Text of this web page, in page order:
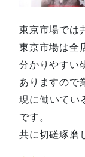
東京市場では
東京市場は全
分かりやすい
ありますので
現に働いてい
です。
共に切磋琢磨